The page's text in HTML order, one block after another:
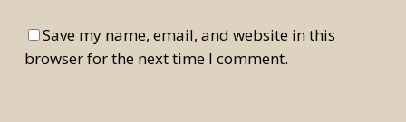
Save my name, email, and website in this
browser for the next time I comment.